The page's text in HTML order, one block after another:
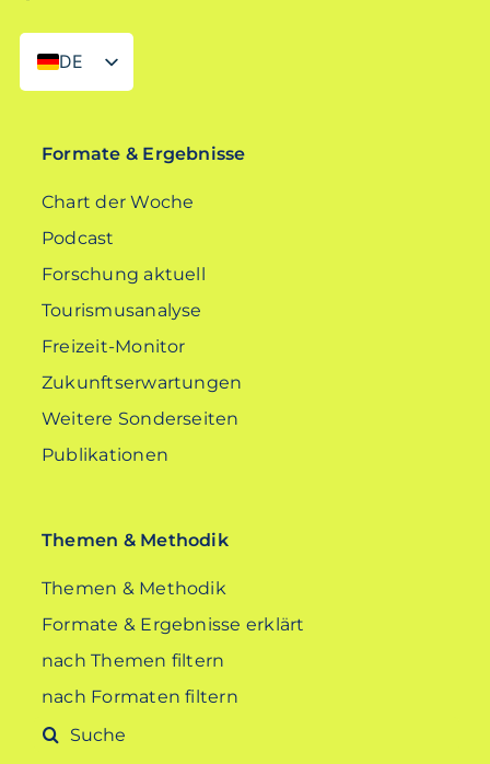
DE
EN
Formate & Ergebnisse
Chart der Woche
Podcast
Forschung aktuell
Tourismusanalyse
Freizeit-Monitor
Zukunftserwartungen
Weitere Sonderseiten
Publikationen
Themen & Methodik
Themen & Methodik
Formate & Ergebnisse erklärt
nach Themen filtern
nach Formaten filtern
Suche